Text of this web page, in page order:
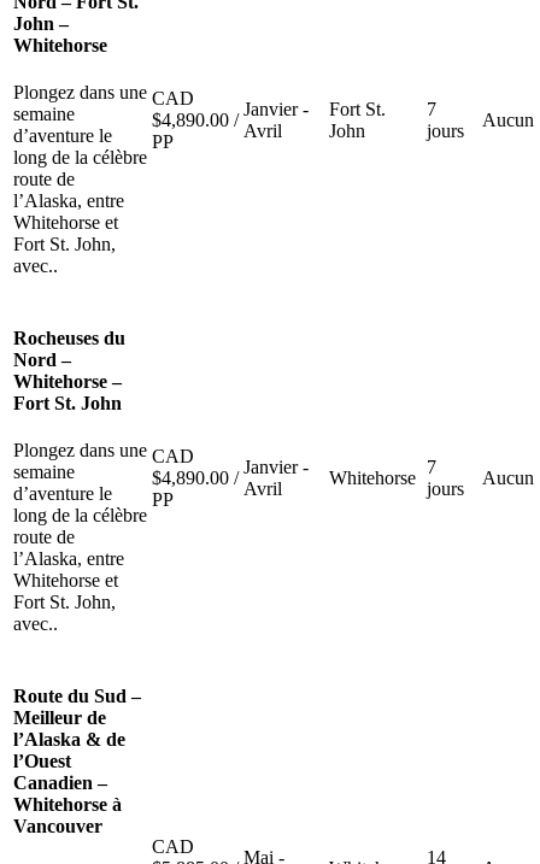
John –
Whitehorse
Plongez dans une
semaine
d’aventure le
long de la célèbre
route de
l’Alaska, entre
Whitehorse et
Fort St. John,
avec..
CAD
$4,890.00 /
PP
Janvier -
Avril
Fort St.
John
7
jours
Aucun
Rocheuses du
Nord –
Whitehorse –
Fort St. John
Plongez dans une
semaine
d’aventure le
long de la célèbre
route de
l’Alaska, entre
Whitehorse et
Fort St. John,
avec..
CAD
$4,890.00 /
PP
Janvier -
Avril
Whitehorse
7
jours
Aucun
Route du Sud –
Meilleur de
l’Alaska & de
l’Ouest
Canadien –
Whitehorse à
Vancouver
CAD
Mai - 14